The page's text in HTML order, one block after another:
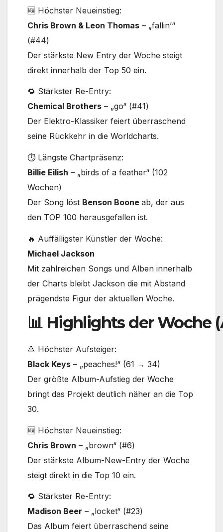
🆕 Höchster Neueinstieg:
Chris Brown & Leon Thomas – „fallin’“
(#44)
Der stärkste New Entry der Woche steigt
direkt innerhalb der Top 50 ein.
🔁 Stärkster Re-Entry:
Chemical Brothers – „go“ (#41)
Der Elektro-Klassiker feiert überraschend
seine Rückkehr in die Worldcharts.
⏱ Längste Chartpräsenz:
Billie Eilish – „birds of a feather“ (102
Wochen)
Der Song löst Benson Boone ab, der aus
den TOP 100 herausgefallen ist.
🔥 Auffälligster Künstler der Woche:
Michael Jackson
Mit zahlreichen Songs und Alben innerhalb
der Charts bleibt Jackson die mit Abstand
prägendste Figur der aktuellen Woche.
📊 Highlights der Woche
🔺 Höchster Aufsteiger:
Black Keys – „peaches!“ (61 → 34)
Der größte Album-Aufstieg der Woche
bringt das Projekt deutlich näher an die Top
30.
🆕 Höchster Neueinstieg:
Chris Brown – „brown“ (#6)
Der stärkste Album-New-Entry der Woche
steigt direkt in die Top 10 ein.
🔁 Stärkster Re-Entry:
Madison Beer – „locket“ (#23)
Das Album feiert überraschend seine